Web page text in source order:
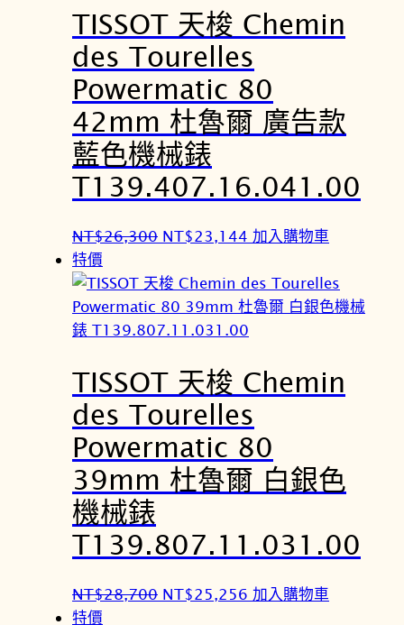
T
$
3
1
8
0
0
。
T
$
2
7
,
9
4
。
TISSOT 天梭 Chemin
des Tourelles
Powermatic 80
42mm 杜魯爾 廣告款
藍色機械錶
T139.407.16.041.00
NT$26,300 原
價
格
：
T
$
2
6
3
0
。
NT$23,144 目
價
格
：
T
$
2
3
,
1
。
加入購物車
特價
TISSOT 天梭 Chemin
des Tourelles
Powermatic 80
39mm 杜魯爾 白銀色
機械錶
T139.807.11.031.00
NT$28,700 原
NT$25,256 目
加入購物車
特價